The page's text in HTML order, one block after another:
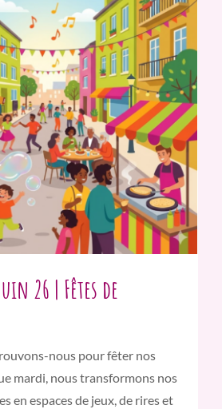
26 | Fêtes de
nous pour fêter nos
mardi, nous transformons nos
en espaces de jeux, de rires et